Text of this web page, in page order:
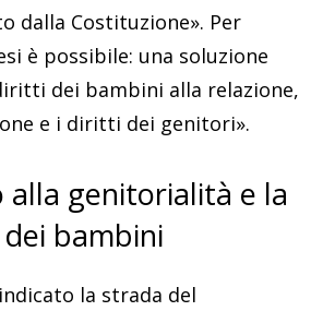
dalla Costituzione». Per
è possibile: una soluzione
dei bambini alla relazione,
e i diritti dei genitori».
alla genitorialità e la
bambini
la strada del